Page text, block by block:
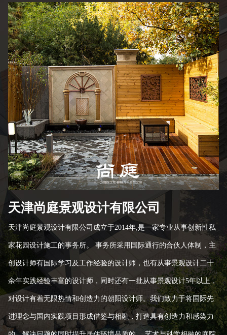
天津尚庭景观设计有限公司
天津尚庭景观设计有限公司成立于2014年,是一家专业从事创新性私
家花园设计施工的事务所。 事务所采用国际通行的合伙人体制，主
创设计师有国际学习及工作经验的设计师，也有从事景观设计二十
余年实践经验丰富的设计师，同时还有一批从事景观设计5年以上，
对设计有着无限热情和创造力的朝阳设计师。我们致力于将国际先
进理念与国内实践项目形成借鉴与相融，打造具有创造力和感染力